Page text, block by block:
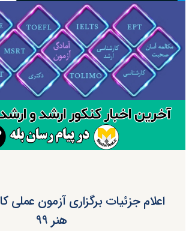
اعلام جزئیات برگزاری آزمون عملی
هنر ۹۹